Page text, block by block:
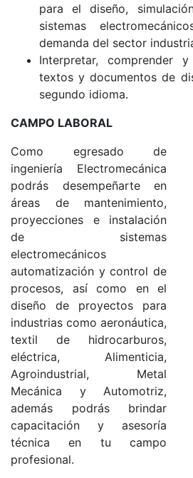
para el diseño,
sistemas
demanda del sector
Interpretar, comprender
textos y documentos de
segundo idioma.
CAMPO LABORAL
Como egresado de
ingeniería Electromecánica
podrás desempeñarte en
áreas de mantenimiento,
proyecciones e instalación
de sistemas
electromecánicos
automatización y control de
procesos, así como en el
diseño de proyectos para
industrias como aeronáutica,
textil de hidrocarburos,
eléctrica, Alimenticia,
Agroindustrial, Metal
Mecánica y Automotriz,
además podrás brindar
capacitación y asesoría
técnica en tu campo
profesional.